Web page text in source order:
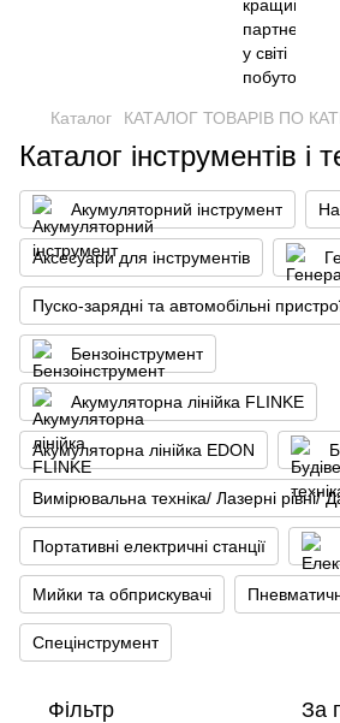
Каталог КАТАЛОГ ТОВАРІВ ПО
Каталог інструментів і
Акумуляторний інструмент
Аксесуари для інструментів
Пуско-зарядні та автомобільні
Бензоінструмент
Акумуляторна лінійка FLINKE
Акумуляторна лінійка EDON
Вимірювальна техніка/ Лазерні рівні/
Портативні електричні станції
Мийки та обприскувачі
Спецінструмент
Фільтр За